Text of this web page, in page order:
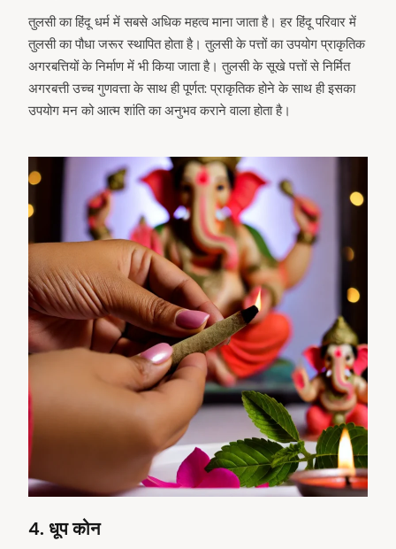
तुलसी का हिंदू धर्म में सबसे अधिक महत्व माना जाता है। हर हिंदू परिवार में
तुलसी का पौधा जरूर स्थापित होता है। तुलसी के पत्तों का उपयोग प्राकृतिक
अगरबत्तियों के निर्माण में भी किया जाता है। तुलसी के सूखे पत्तों से निर्मित
अगरबत्ती उच्च गुणवत्ता के साथ ही पूर्णत: प्राकृतिक होने के साथ ही इसका
उपयोग मन को आत्म शांति का अनुभव कराने वाला होता है।
4. धूप कोन